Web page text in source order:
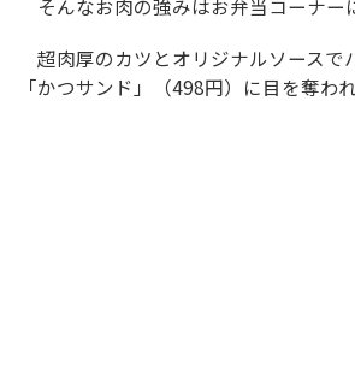
そんなお肉の強みはお弁当コーナー
超肉厚のカツとオリジナルソースで
「かつサンド」（498円）に目を奪わ